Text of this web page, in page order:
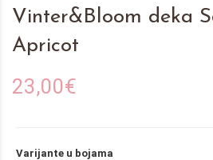
Vinter&Bloom deka
Apricot
23,00€
Varijante u bojama